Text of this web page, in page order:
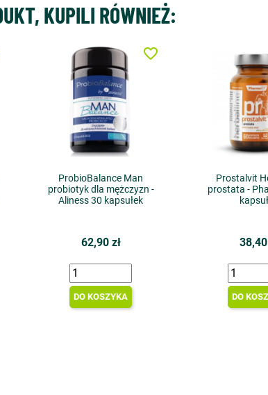
KUPILI RÓWNIEŻ:
ProbioBalance Man
probiotyk dla mężczyzn -
Aliness 30 kapsułek
62,90 zł
DO KOSZYKA
favorite_border
Prostalvit
prostata -
38,40
DO